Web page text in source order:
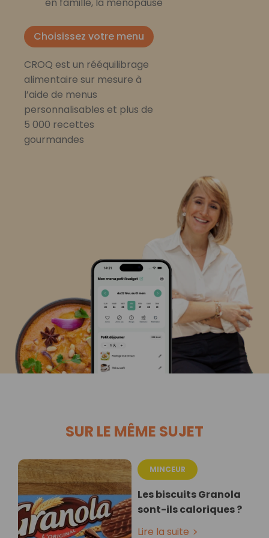
Choisissez votre menu
CROQ est un rééquilibrage
alimentaire sur mesure à
l’aide de menus
personnalisables et plus de
5 000 recettes
gourmandes
SUR LE MÊME SUJET
MINCEUR
Les biscuits Granola
sont-ils caloriques ?
Lire la suite